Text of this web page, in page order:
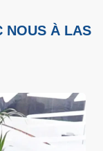
NOUS À LAS